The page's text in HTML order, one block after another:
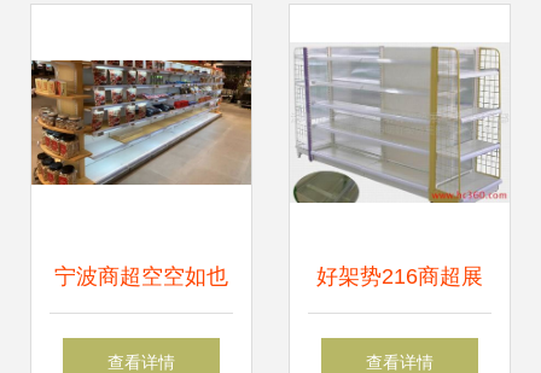
宁波商超空空如也
货架惊艳与消费困
查看详情
好架势216商超展
示货架 打造高效陈
查看详情